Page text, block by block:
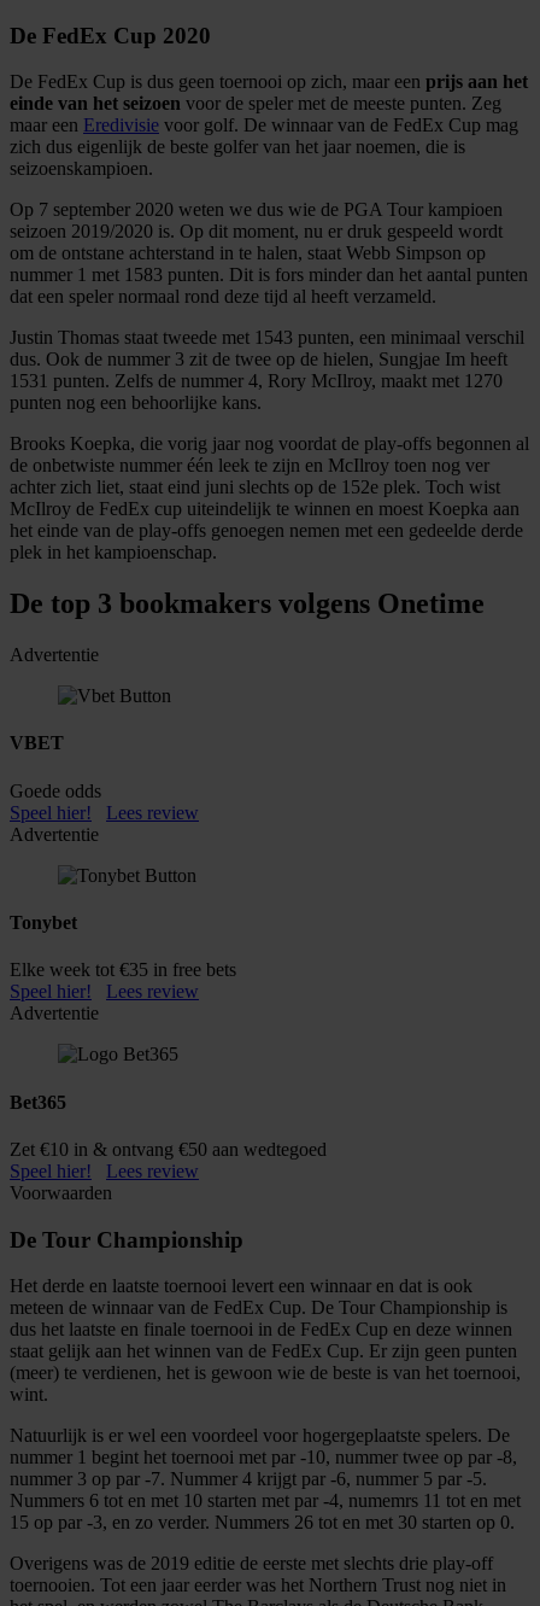
De FedEx Cup 2020
De FedEx Cup is dus geen toernooi op zich, maar een prijs aan het
einde van het seizoen voor de speler met de meeste punten. Zeg
maar een Eredivisie voor golf. De winnaar van de FedEx Cup mag
zich dus eigenlijk de beste golfer van het jaar noemen, die is
seizoenskampioen.
Op 7 september 2020 weten we dus wie de PGA Tour kampioen
seizoen 2019/2020 is. Op dit moment, nu er druk gespeeld wordt
om de ontstane achterstand in te halen, staat Webb Simpson op
nummer 1 met 1583 punten. Dit is fors minder dan het aantal punten
dat een speler normaal rond deze tijd al heeft verzameld.
Justin Thomas staat tweede met 1543 punten, een minimaal verschil
dus. Ook de nummer 3 zit de twee op de hielen, Sungjae Im heeft
1531 punten. Zelfs de nummer 4, Rory McIlroy, maakt met 1270
punten nog een behoorlijke kans.
Brooks Koepka, die vorig jaar nog voordat de play-offs begonnen al
de onbetwiste nummer één leek te zijn en McIlroy toen nog ver
achter zich liet, staat eind juni slechts op de 152e plek. Toch wist
McIlroy de FedEx cup uiteindelijk te winnen en moest Koepka aan
het einde van de play-offs genoegen nemen met een gedeelde derde
plek in het kampioenschap.
De top 3 bookmakers volgens Onetime
Advertentie
VBET
Goede odds
Speel hier!
Lees review
Advertentie
Tonybet
Elke week tot €35 in free bets
Speel hier!
Lees review
Advertentie
Bet365
Zet €10 in & ontvang €50 aan wedtegoed
Speel hier!
Lees review
Voorwaarden
De Tour Championship
Het derde en laatste toernooi levert een winnaar en dat is ook
meteen de winnaar van de FedEx Cup. De Tour Championship is
dus het laatste en finale toernooi in de FedEx Cup en deze winnen
staat gelijk aan het winnen van de FedEx Cup. Er zijn geen punten
(meer) te verdienen, het is gewoon wie de beste is van het toernooi,
wint.
Natuurlijk is er wel een voordeel voor hogergeplaatste spelers. De
nummer 1 begint het toernooi met par -10, nummer twee op par -8,
nummer 3 op par -7. Nummer 4 krijgt par -6, nummer 5 par -5.
Nummers 6 tot en met 10 starten met par -4, numemrs 11 tot en met
15 op par -3, en zo verder. Nummers 26 tot en met 30 starten op 0.
Overigens was de 2019 editie de eerste met slechts drie play-off
toernooien. Tot een jaar eerder was het Northern Trust nog niet in